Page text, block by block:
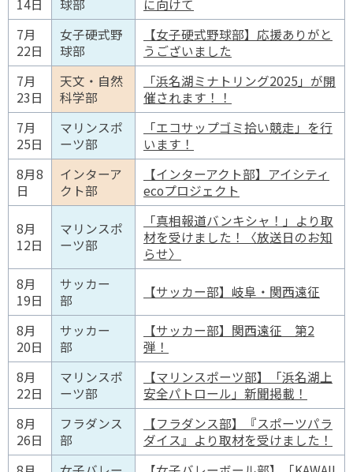
14日 球部
に向けて
7月
22日
女子硬式野
球部
【女子硬式野球部】応援ありがと
うございました
7月
23日
天文・自然
科学部
「浜名湖ミナトリング2025」が開
催されます！！
7月
25日
マリンスポ
ーツ部
「エコサップゴミ拾い競走」を行
います！
8月8
日
インターア
クト部
【インターアクト部】アイシティ
ecoプロジェクト
8月
12日
マリンスポ
ーツ部
「真相報道バンキシャ！」より取
材を受けました！〈放送日のお知
らせ〉
8月
19日
サッカー
部
【サッカー部】岐阜・関西遠征
8月
20日
サッカー
部
【サッカー部】関西遠征 第2
弾！
8月
22日
マリンスポ
ーツ部
【マリンスポーツ部】「浜名湖上
安全パトロール」新聞掲載！
8月
26日
フラダンス
部
【フラダンス部】『スポーツパラ
ダイス』より取材を受けました！